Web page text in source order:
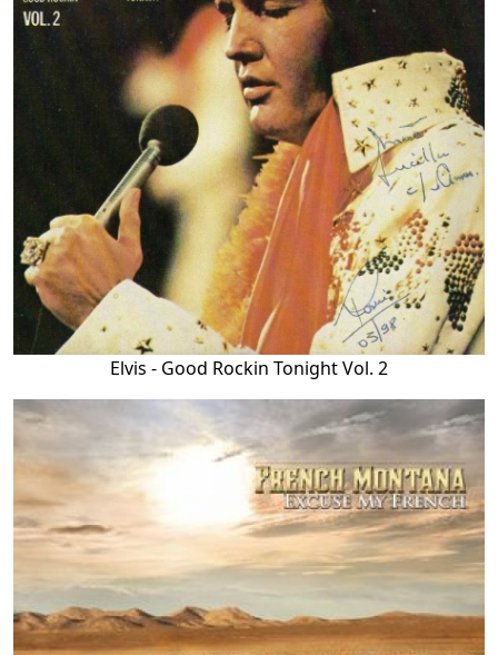
Elvis - Good Rockin Tonight Vol. 2